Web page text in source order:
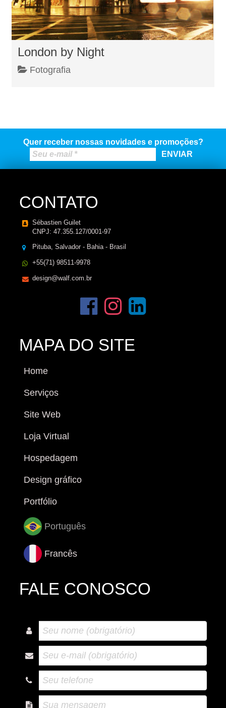
London by Night
Fotografia
Quer receber nossas novidades e promoções?
CONTATO
Sébastien Guilet
CNPJ: 47.355.127/0001-97
Pituba, Salvador - Bahia - Brasil
+55(71) 98511-9978
design@walf.com.br
MAPA DO SITE
Home
Serviços
Site Web
Loja Virtual
Hospedagem
Design gráfico
Portfólio
Português
Francês
FALE CONOSCO